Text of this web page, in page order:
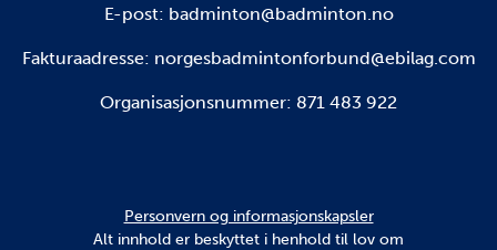
E-post: badminton@badminton.no
Fakturaadresse: norgesbadmintonforbund@ebilag.com
Organisasjonsnummer: 871 483 922
Personvern og informasjonskapsler
Alt innhold er beskyttet i henhold til lov om